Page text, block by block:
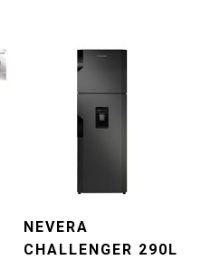
NEVERA
CHALLENGER 290L